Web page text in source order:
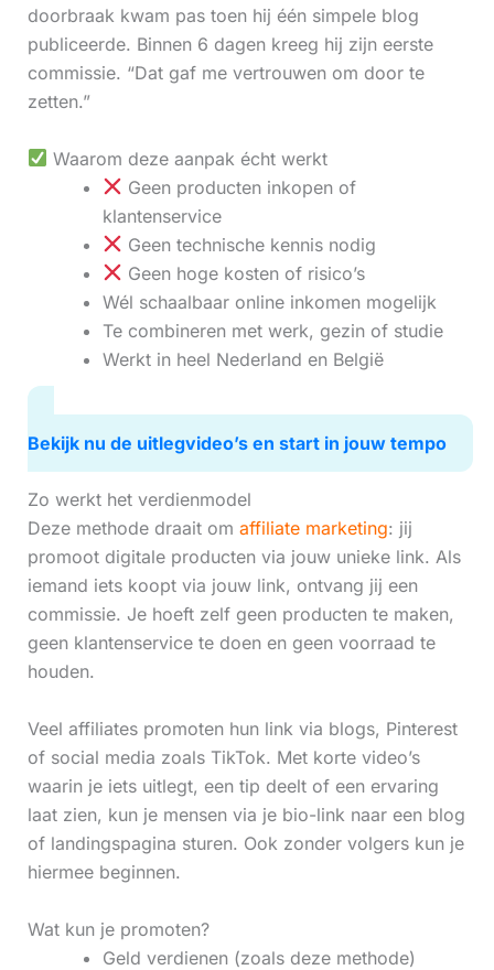
doorbraak kwam pas toen hij één simpele blog
publiceerde. Binnen 6 dagen kreeg hij zijn eerste
commissie. “Dat gaf me vertrouwen om door te
zetten.”
Waarom deze aanpak écht werkt
Geen producten inkopen of
klantenservice
Geen technische kennis nodig
Geen hoge kosten of risico’s
Wél schaalbaar online inkomen mogelijk
Te combineren met werk, gezin of studie
Werkt in heel Nederland en België
Bekijk nu de uitlegvideo’s en start in jouw tempo
Zo werkt het verdienmodel
Deze methode draait om affiliate marketing: jij
promoot digitale producten via jouw unieke link. Als
iemand iets koopt via jouw link, ontvang jij een
commissie. Je hoeft zelf geen producten te maken,
geen klantenservice te doen en geen voorraad te
houden.
Veel affiliates promoten hun link via blogs, Pinterest
of social media zoals TikTok. Met korte video’s
waarin je iets uitlegt, een tip deelt of een ervaring
laat zien, kun je mensen via je bio-link naar een blog
of landingspagina sturen. Ook zonder volgers kun je
hiermee beginnen.
Wat kun je promoten?
Geld verdienen (zoals deze methode)